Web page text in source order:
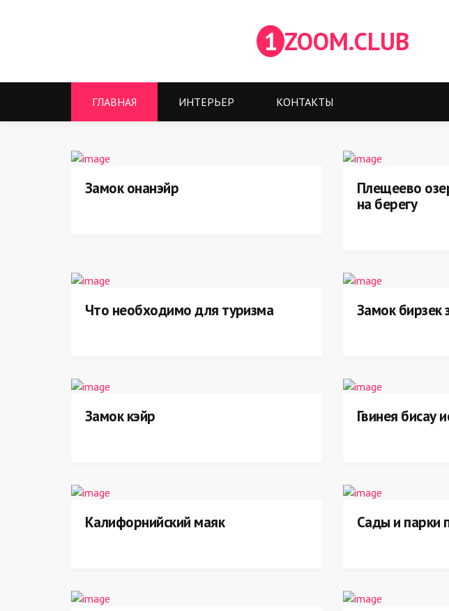
1 ZOOM.CLUB
ГЛАВНАЯ ИНТЕРЬЕР КОНТАКТЫ
Замок онанэйр
Плещеево
на берегу
Что необходимо для туризма Замок бирзек
Замок кэйр Гвинея бисау
Калифорнийский маяк Сады и парки